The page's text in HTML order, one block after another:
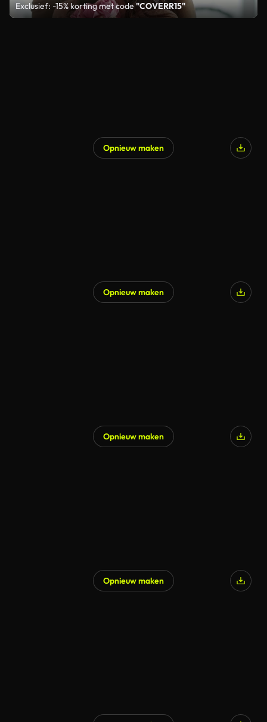
Exclusief: -15% korting met code"COVERR15"
Opnieuw maken
Opnieuw maken
Opnieuw maken
Opnieuw maken